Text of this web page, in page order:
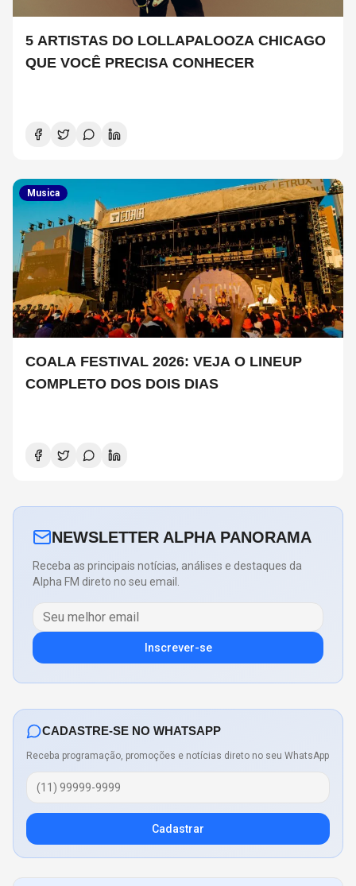
5 ARTISTAS DO LOLLAPALOOZA CHICAGO
QUE VOCÊ PRECISA CONHECER
Musica
COALA FESTIVAL 2026: VEJA O LINEUP
COMPLETO DOS DOIS DIAS
NEWSLETTER ALPHA PANORAMA
Receba as principais notícias, análises e destaques da
Alpha FM direto no seu email.
Inscrever-se
CADASTRE-SE NO WHATSAPP
Receba programação, promoções e notícias direto no seu WhatsApp
Cadastrar